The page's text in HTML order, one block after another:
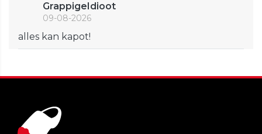
GrappigeIdioot
09-08-2026
alles kan kapot!